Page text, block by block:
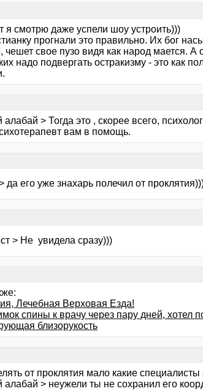
я смотрю даже успели шоу устроить)))
прогнали это правильно. Их бог
чешет свое пузо видя как народ мается. А
надо подвергать остракизму - это как
алабай > Тогда это , скорее всего,
вам в помощь.
да его уже знахарь полечил от
> Не увидела сразу)))
Лечебная Верховая Езда!
спины к врачу через пару дней, хотел
близорукость
от проклятия мало какие
алабай > неужели ты не сохранил его